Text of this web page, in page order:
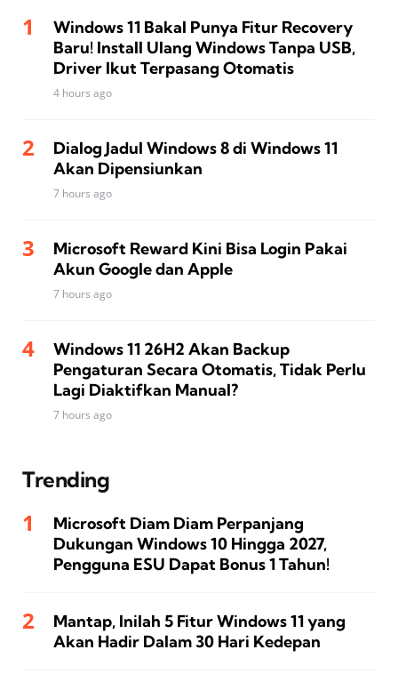
Windows 11 Bakal Punya Fitur Recovery
Baru! Install Ulang Windows Tanpa USB,
Driver Ikut Terpasang Otomatis
4 hours ago
Dialog Jadul Windows 8 di Windows 11
Akan Dipensiunkan
7 hours ago
Microsoft Reward Kini Bisa Login Pakai
Akun Google dan Apple
7 hours ago
Windows 11 26H2 Akan Backup
Pengaturan Secara Otomatis, Tidak Perlu
Lagi Diaktifkan Manual?
7 hours ago
Trending
Microsoft Diam Diam Perpanjang
Dukungan Windows 10 Hingga 2027,
Pengguna ESU Dapat Bonus 1 Tahun!
Mantap, Inilah 5 Fitur Windows 11 yang
Akan Hadir Dalam 30 Hari Kedepan